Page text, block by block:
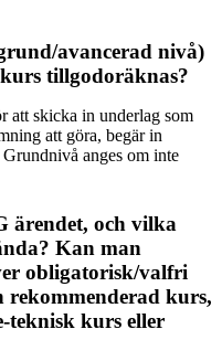
avancerad nivå)
tillgodoräknas?
att skicka in underlag som
att göra, begär in
anges om inte
ärendet, och vilka
Kan man
obligatorisk/valfri
rekommenderad kurs,
teknisk kurs eller